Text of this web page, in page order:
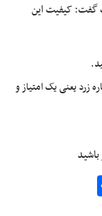
گفت: کیفیت این
زرد یعنی یک امتیاز و